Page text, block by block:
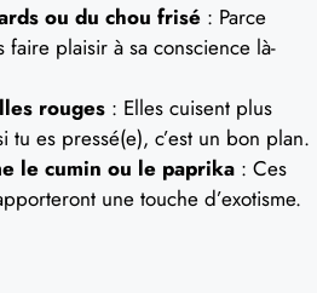
ou du chou frisé : Parce
faire plaisir à sa conscience là-
rouges : Elles cuisent plus
tu es pressé(e), c’est un bon plan.
le cumin ou le paprika : Ces
une touche d’exotisme.